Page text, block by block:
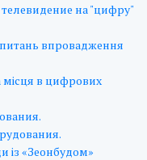
на "цифру"
впровадження
місця в цифрових
із «Зеонбудом»